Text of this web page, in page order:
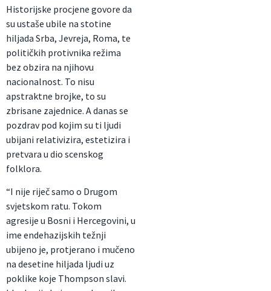
Historijske procjene govore da
su ustaše ubile na stotine
hiljada Srba, Jevreja, Roma, te
političkih protivnika režima
bez obzira na njihovu
nacionalnost. To nisu
apstraktne brojke, to su
zbrisane zajednice. A danas se
pozdrav pod kojim su ti ljudi
ubijani relativizira, estetizira i
pretvara u dio scenskog
folklora.
“I nije riječ samo o Drugom
svjetskom ratu. Tokom
agresije u Bosni i Hercegovini, u
ime endehazijskih težnji
ubijeno je, protjerano i mučeno
na desetine hiljada ljudi uz
poklike koje Thompson slavi.